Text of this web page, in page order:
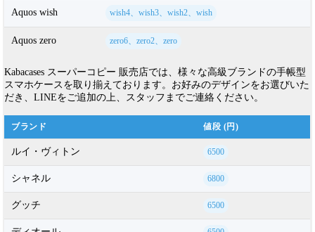
Aquos wish wish4、wish3、wish2、wish
Aquos zero zero6、zero2、zero
Kabacases スーパーコピー 販売店では、様々な高級ブランドの手帳型
スマホケースを取り揃えております。お好みのデザインをお選びいた
だき、LINEをご追加の上、スタッフまでご連絡ください。
ブランド 値段 (円)
ルイ・ヴィトン 6500
シャネル 6800
グッチ 6500